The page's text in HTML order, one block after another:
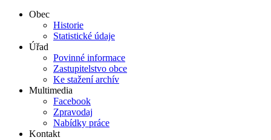
Obec
Historie
Statistické údaje
Úřad
Povinné informace
Zastupitelstvo obce
Ke stažení archív
Multimedia
Facebook
Zpravodaj
Nabídky práce
Kontakt